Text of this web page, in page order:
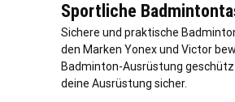
Sportliche
Sichere und praktische
den Marken Yonex und Victor
Badminton-Ausrüstung
deine Ausrüstung sicher.